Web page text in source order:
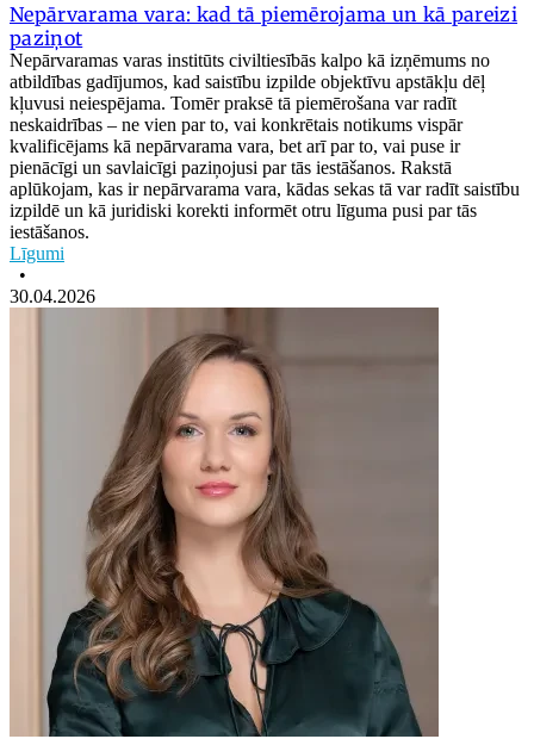
Nepārvarama vara: kad tā piemērojama un kā pareizi
paziņot
Nepārvaramas varas institūts civiltiesībās kalpo kā izņēmums no
atbildības gadījumos, kad saistību izpilde objektīvu apstākļu dēļ
kļuvusi neiespējama. Tomēr praksē tā piemērošana var radīt
neskaidrības – ne vien par to, vai konkrētais notikums vispār
kvalificējams kā nepārvarama vara, bet arī par to, vai puse ir
pienācīgi un savlaicīgi paziņojusi par tās iestāšanos. Rakstā
aplūkojam, kas ir nepārvarama vara, kādas sekas tā var radīt saistību
izpildē un kā juridiski korekti informēt otru līguma pusi par tās
iestāšanos.
Līgumi
•
30.04.2026